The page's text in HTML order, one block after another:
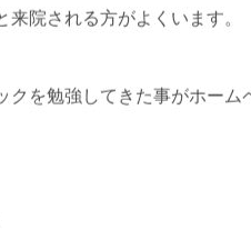
院される方がよくいます。
クを勉強してきた事がホーム